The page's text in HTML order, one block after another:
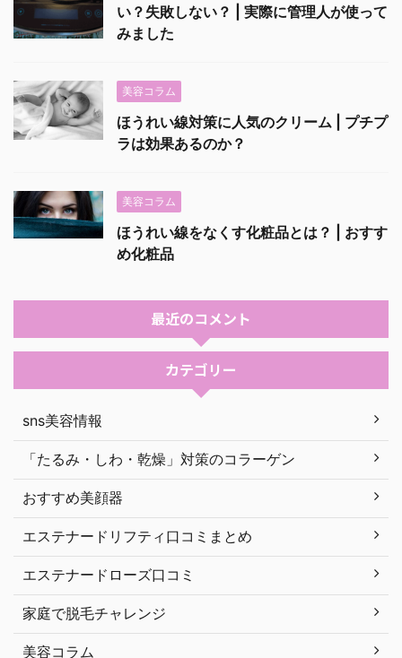
い？失敗しない？ | 実際に管理人が使って
みました
美容コラム
ほうれい線対策に人気のクリーム | プチプ
ラは効果あるのか？
美容コラム
ほうれい線をなくす化粧品とは？ | おすす
め化粧品
最近のコメント
カテゴリー
sns美容情報
「たるみ・しわ・乾燥」対策のコラーゲン
おすすめ美顔器
エステナードリフティ口コミまとめ
エステナードローズ口コミ
家庭で脱毛チャレンジ
美容コラム